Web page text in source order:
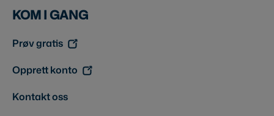
KOM I GANG
Prøv gratis
Opprett konto
Kontakt oss